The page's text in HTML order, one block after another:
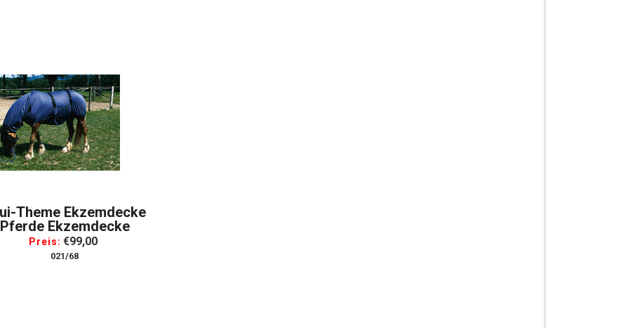
Theme Ekzemdecke
Pferde Ekzemdecke
Preis: €99,00
021/68